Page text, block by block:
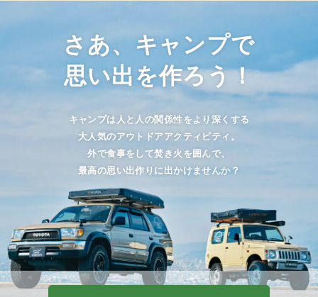
さあ、キャンプで
思い出を作ろう！
キャンプは人と人の関係性をより深くする
大人気のアウトドアアクティビティ。
外で食事をして焚き火を囲んで、
最高の思い出作りに出かけませんか？